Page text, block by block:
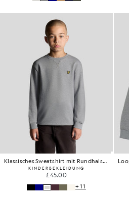
Klassisches Sweatshirt mit Rundhalsausschnitt
KINDERBEKLEIDUNG
£45.00
+11